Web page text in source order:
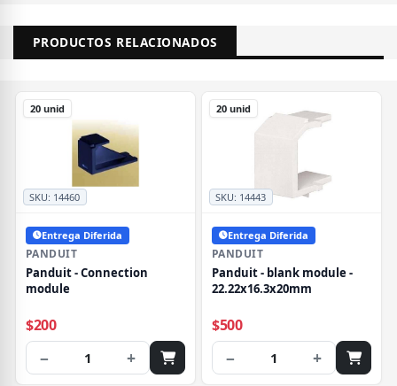
PRODUCTOS RELACIONADOS
SKU: 14460
20 unid
Entrega Diferida
PANDUIT
Panduit - Connection
module
$200
− 1 +
SKU: 14443
20 unid
Entrega Diferida
PANDUIT
Panduit - blank module -
22.22x16.3x20mm
$500
− 1 +